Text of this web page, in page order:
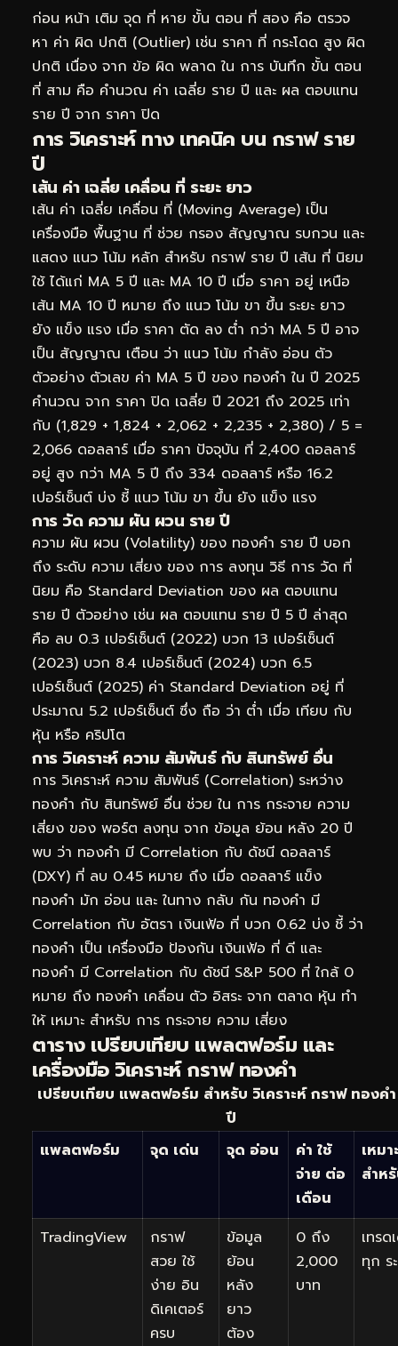
ก่อน หน้า เติม จุด ที่ หาย ขั้น ตอน ที่ สอง คือ ตรวจ
หา ค่า ผิด ปกติ (Outlier) เช่น ราคา ที่ กระโดด สูง ผิด
ปกติ เนื่อง จาก ข้อ ผิด พลาด ใน การ บันทึก ขั้น ตอน
ที่ สาม คือ คำนวณ ค่า เฉลี่ย ราย ปี และ ผล ตอบแทน
ราย ปี จาก ราคา ปิด
การ วิเคราะห์ ทาง เทคนิค บน กราฟ ราย
ปี
เส้น ค่า เฉลี่ย เคลื่อน ที่ ระยะ ยาว
เส้น ค่า เฉลี่ย เคลื่อน ที่ (Moving Average) เป็น
เครื่องมือ พื้นฐาน ที่ ช่วย กรอง สัญญาณ รบกวน และ
แสดง แนว โน้ม หลัก สำหรับ กราฟ ราย ปี เส้น ที่ นิยม
ใช้ ได้แก่ MA 5 ปี และ MA 10 ปี เมื่อ ราคา อยู่ เหนือ
เส้น MA 10 ปี หมาย ถึง แนว โน้ม ขา ขึ้น ระยะ ยาว
ยัง แข็ง แรง เมื่อ ราคา ตัด ลง ต่ำ กว่า MA 5 ปี อาจ
เป็น สัญญาณ เตือน ว่า แนว โน้ม กำลัง อ่อน ตัว
ตัวอย่าง ตัวเลข ค่า MA 5 ปี ของ ทองคำ ใน ปี 2025
คำนวณ จาก ราคา ปิด เฉลี่ย ปี 2021 ถึง 2025 เท่า
กับ (1,829 + 1,824 + 2,062 + 2,235 + 2,380) / 5 =
2,066 ดอลลาร์ เมื่อ ราคา ปัจจุบัน ที่ 2,400 ดอลลาร์
อยู่ สูง กว่า MA 5 ปี ถึง 334 ดอลลาร์ หรือ 16.2
เปอร์เซ็นต์ บ่ง ชี้ แนว โน้ม ขา ขึ้น ยัง แข็ง แรง
การ วัด ความ ผัน ผวน ราย ปี
ความ ผัน ผวน (Volatility) ของ ทองคำ ราย ปี บอก
ถึง ระดับ ความ เสี่ยง ของ การ ลงทุน วิธี การ วัด ที่
นิยม คือ Standard Deviation ของ ผล ตอบแทน
ราย ปี ตัวอย่าง เช่น ผล ตอบแทน ราย ปี 5 ปี ล่าสุด
คือ ลบ 0.3 เปอร์เซ็นต์ (2022) บวก 13 เปอร์เซ็นต์
(2023) บวก 8.4 เปอร์เซ็นต์ (2024) บวก 6.5
เปอร์เซ็นต์ (2025) ค่า Standard Deviation อยู่ ที่
ประมาณ 5.2 เปอร์เซ็นต์ ซึ่ง ถือ ว่า ต่ำ เมื่อ เทียบ กับ
หุ้น หรือ คริปโต
การ วิเคราะห์ ความ สัมพันธ์ กับ สินทรัพย์ อื่น
การ วิเคราะห์ ความ สัมพันธ์ (Correlation) ระหว่าง
ทองคำ กับ สินทรัพย์ อื่น ช่วย ใน การ กระจาย ความ
เสี่ยง ของ พอร์ต ลงทุน จาก ข้อมูล ย้อน หลัง 20 ปี
พบ ว่า ทองคำ มี Correlation กับ ดัชนี ดอลลาร์
(DXY) ที่ ลบ 0.45 หมาย ถึง เมื่อ ดอลลาร์ แข็ง
ทองคำ มัก อ่อน และ ในทาง กลับ กัน ทองคำ มี
Correlation กับ อัตรา เงินเฟ้อ ที่ บวก 0.62 บ่ง ชี้ ว่า
ทองคำ เป็น เครื่องมือ ป้องกัน เงินเฟ้อ ที่ ดี และ
ทองคำ มี Correlation กับ ดัชนี S&P 500 ที่ ใกล้ 0
หมาย ถึง ทองคำ เคลื่อน ตัว อิสระ จาก ตลาด หุ้น ทำ
ให้ เหมาะ สำหรับ การ กระจาย ความ เสี่ยง
ตาราง เปรียบเทียบ แพลตฟอร์ม และ
เครื่องมือ วิเคราะห์ กราฟ ทองคำ
เปรียบเทียบ แพลตฟอร์ม สำหรับ วิเคราะห์ กราฟ ทองค
ปี
แพลตฟอร์ม
จุด เด่น จุด อ่อน
ค่า ใช้
จ่าย ต่อ
เดือน
เหมา
สำห
TradingView
กราฟ
สวย ใช้
ง่าย อิน
ดิเคเตอร์
ครบ
ข้อมูล
ย้อน
หลัง
ยาว
ต้อง
0 ถึง
2,000
บาท
เทรด
ทุก ร